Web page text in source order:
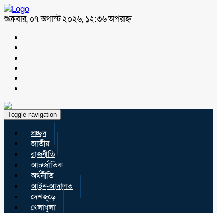
শুক্রবার, ০৭ অগাস্ট ২০২৬, ১২:৩৬ অপরাহ্ন
Toggle navigation
প্রচ্ছদ
জাতীয়
রাজনীতি
আন্তর্জাতিক
অর্থনীতি
আইন-আদালত
দেশজুড়ে
খেলাধুলা